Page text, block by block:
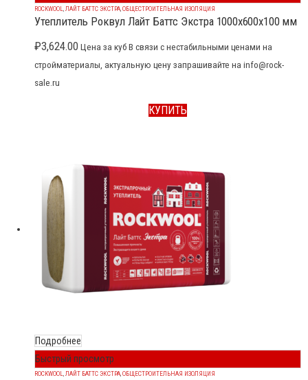
ROCKWOOL ЛАЙТ БАТТС ЭКСТРА ОБЩЕСТРОИТЕЛЬНАЯ ИЗОЛЯЦИЯ
Утеплитель Роквул Лайт Баттс Экстра 1000x600x100 мм
₽3,624.00 Цена за куб В связи с нестабильными ценами на
стройматериалы, актуальную цену запрашивайте на info@rock-
sale.ru
КУПИТЬ
Подробнее
Быстрый просмотр
ROCKWOOL ЛАЙТ БАТТС ЭКСТРА ОБЩЕСТРОИТЕЛЬНАЯ ИЗОЛЯЦИЯ